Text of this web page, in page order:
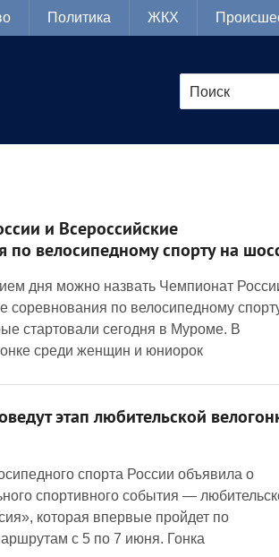
Политика ЖКХ
и Всероссийские
по велосипедному спорту на
дня можно назвать Чемпионат
соревнования по велосипедному
стартовали сегодня в Муроме. В
среди женщин и юниорок
этап любительской
спорта России объявила о
спортивного события —
которая впервые пройдет по
с 5 по 7 июня. Гонка